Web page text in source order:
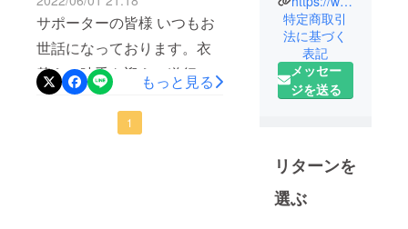
ec.com/products/045本製品
以外にも、クラウドファン
ディング後の製品も公式サ
イトで一般販売を開始いた
します。ご興味あります方
は以下のリンクをクリック
週末に佐川急便（北海道は
郵便局で発送）で発送する
と予定です。大変お待たせ
して、申し訳ございませ
ん。何卒よろしくお願いい
サポーターの皆様 いつもお
世話になっております。衣
替えの時季を迎え、道行く
人々の装いにも夏らしさが
感じられるころとなりまし
もっと見る
1
白いアイ
ディアや考
えを現実に
するよう、
製品をデザ
し、プロト
タイプを作
ります。そ
特定商取引
法に基づく
表記
メッセー
ジを送る
リターンを
選ぶ